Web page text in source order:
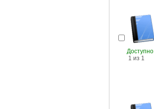
Доступно
1 из 1